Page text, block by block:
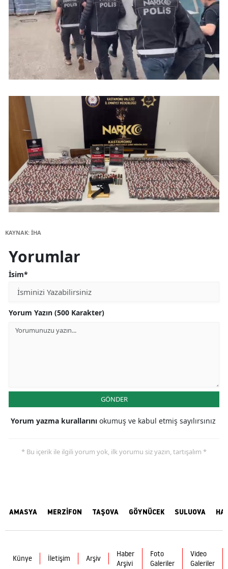
KAYNAK: İHA
Yorumlar
İsim*
Yorum Yazın (500 Karakter)
GÖNDER
Yorum yazma kurallarını okumuş ve kabul etmiş sayılırsınız
* Bu içerik ile ilgili yorum yok, ilk yorumu siz yazın, tartışalım *
AMASYA MERZİFON TAŞOVA GÖYNÜCEK SULUOVA
Künye İletişim Arşiv
Haber
Arşivi
Foto
Galeriler
Video
Galeriler